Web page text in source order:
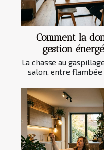
Comment la
gestion
La chasse au
salon, entre flambée